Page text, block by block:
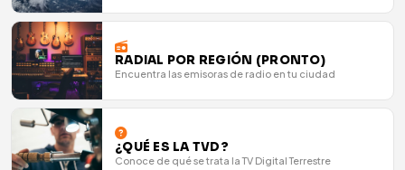
RADIAL POR REGIÓN (PRONTO)
Encuentra las emisoras de radio en tu ciudad
¿QUÉ ES LA TVD?
Conoce de qué se trata la TV Digital Terrestre